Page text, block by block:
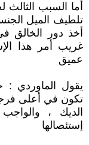
أما السبب الثالث
تلطيف الميل
أخذ دور الخالق
غريب أمر هذا
عميق
يقول الماوردي :
تكون في أعلى
الديك ،
إستئصالها